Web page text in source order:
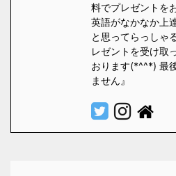
料でプレゼントを
英語がなかなか上
と思ってらっしゃ
レゼントを受け取
おります(*^^*) 最
ません』